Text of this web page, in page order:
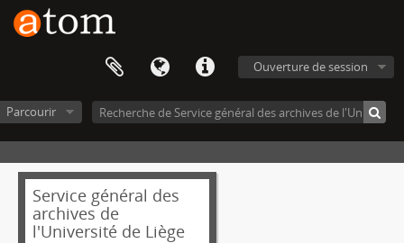
Ouverture de session
Parcourir
Service général des
archives de
l'Université de Liège